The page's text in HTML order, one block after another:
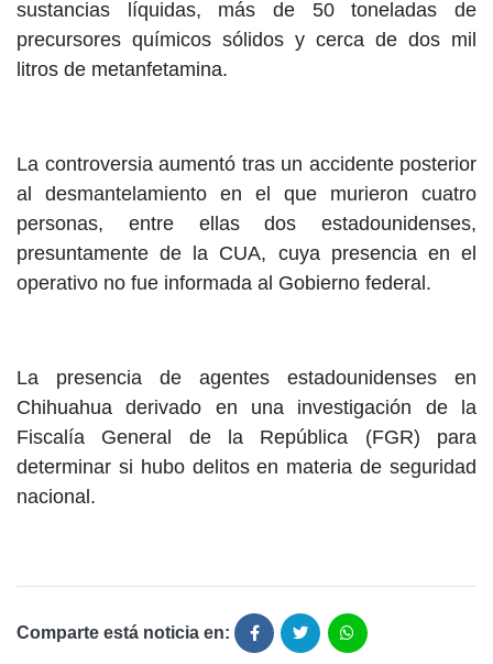
sustancias líquidas, más de 50 toneladas de
precursores químicos sólidos y cerca de dos mil
litros de metanfetamina.
La controversia aumentó tras un accidente posterior
al desmantelamiento en el que murieron cuatro
personas, entre ellas dos estadounidenses,
presuntamente de la CUA, cuya presencia en el
operativo no fue informada al Gobierno federal.
La presencia de agentes estadounidenses en
Chihuahua derivado en una investigación de la
Fiscalía General de la República (FGR) para
determinar si hubo delitos en materia de seguridad
nacional.
Comparte está noticia en: